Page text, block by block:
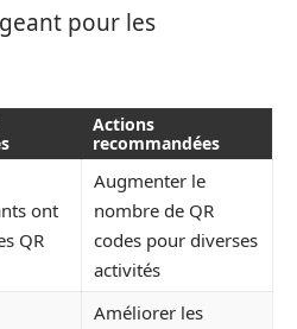
pour les
Actions
recommandées
ont
QR
Augmenter le
nombre de QR
codes pour diverses
activités
Améliorer les